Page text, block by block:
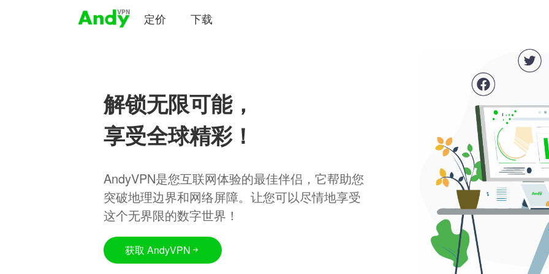
定价 下载
解锁无限可能，
享受全球精彩！
AndyVPN是您互联网体验的最佳伴侣，它帮助您
突破地理边界和网络屏障。让您可以尽情地享受
这个无界限的数字世界！
获取 AndyVPN